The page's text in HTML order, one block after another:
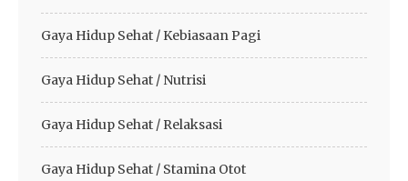
Gaya Hidup Sehat / Kebiasaan Pagi
Gaya Hidup Sehat / Nutrisi
Gaya Hidup Sehat / Relaksasi
Gaya Hidup Sehat / Stamina Otot